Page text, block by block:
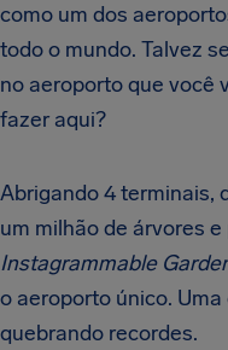
como um dos
todo o mundo. Talvez
no aeroporto que você
fazer aqui?
Abrigando 4 terminais,
um milhão de árvores
Instagrammable G
o aeroporto único.
quebrando recordes.